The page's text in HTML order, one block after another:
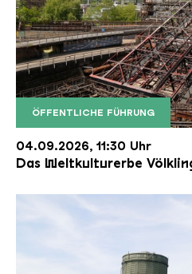
ÖFFENTLICHE FÜHRUNG
Der Erzschrägaufzug der
Copyright:
04.09.2026, 11:30 Uhr
Das Weltkulturerbe